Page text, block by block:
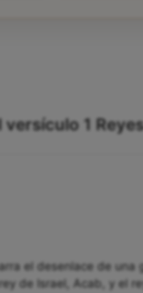
versículo 1
el desenlace de una
de Israel, Acab, y el